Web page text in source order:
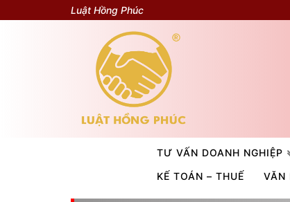
Luật Hồng Phúc
TƯ VẤN DOANH NGHIỆP
KẾ TOÁN – THUẾ
VĂN